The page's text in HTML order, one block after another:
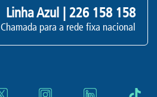
Linha Azul | 226 158 158
Chamada para a rede fixa nacional